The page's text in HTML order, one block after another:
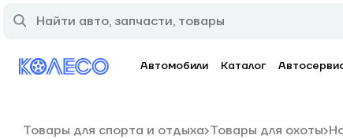
Автомобили Каталог
Товары для спорта и отдыха Товары для охоты